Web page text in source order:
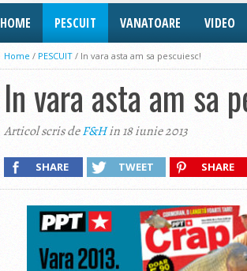
HOME PESCUIT VANATOARE VIDEO
Home / PESCUIT / In vara asta am sa pescuiesc!
In vara asta am sa
Articol scris deF&Hin 18 iunie 2013
SHARE TWEET SHARE